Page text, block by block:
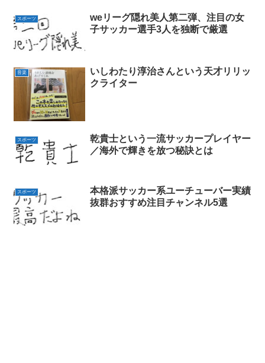
スポーツ
weリーグ隠れ美人第二弾、注目の女
子サッカー選手3人を独断で厳選
音楽
いしわたり淳治さんという天才リリッ
クライター
スポーツ
乾貴士という一流サッカープレイヤー
／海外で輝きを放つ秘訣とは
スポーツ
本格派サッカー系ユーチューバー実績
抜群おすすめ注目チャンネル5選